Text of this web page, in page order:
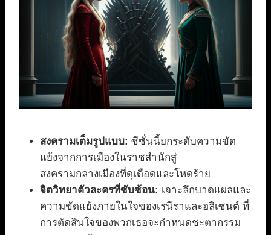
สงครามเต็มรูปแบบ: ซีซั่นนี้ยกระดับความขัด
แย้งจากการเมืองในราชสำนักสู่
สงครามกลางเมืองที่ดุเดือดและโหดร้าย
จิตวิทยาตัวละครที่ซับซ้อน: เจาะลึกบาดแผลและ
ความขัดแย้งภายในใจของเรนีราและอลิเซนต์ ที่
การตัดสินใจของพวกเธอจะกำหนดชะตากรรม